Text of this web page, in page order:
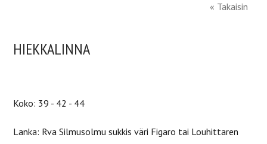
« Takaisin
HIEKKALINNA
Koko: 39 - 42 - 44
Lanka: Rva Silmusolmu sukkis väri Figaro tai Louhittaren